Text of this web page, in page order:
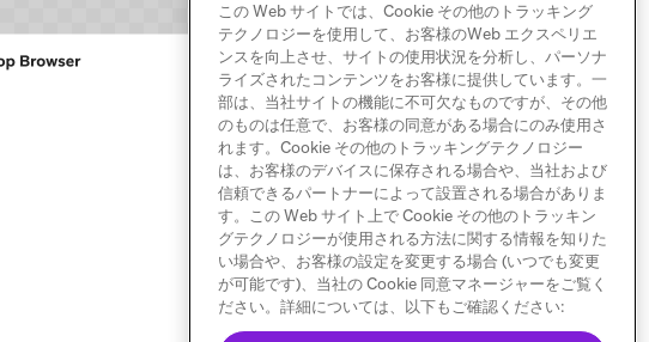
この Web サイトでは、Cookie その他のトラッキング
テクノロジーを使用して、お客様のWeb エクスペリエ
ンスを向上させ、サイトの使用状況を分析し、パーソナ
ライズされたコンテンツをお客様に提供しています。一
部は、当社サイトの機能に不可欠なものですが、その他
のものは任意で、お客様の同意がある場合にのみ使用さ
れます。Cookie その他のトラッキングテクノロジー
は、お客様のデバイスに保存される場合や、当社および
信頼できるパートナーによって設置される場合がありま
す。この Web サイト上で Cookie その他のトラッキン
グテクノロジーが使用される方法に関する情報を知りた
い場合や、お客様の設定を変更する場合 (いつでも変更
が可能です)、当社の Cookie 同意マネージャーをご覧く
ださい。詳細については、以下もご確認ください: